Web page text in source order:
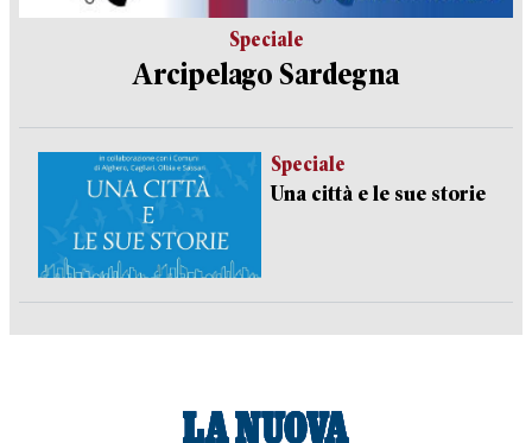
Speciale
Arcipelago Sardegna
Speciale
Una città e le sue storie